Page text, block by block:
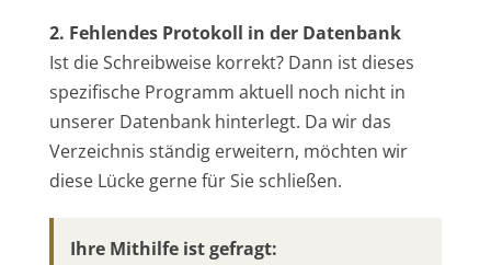
2. Fehlendes Protokoll in der Datenbank
Ist die Schreibweise korrekt? Dann ist dieses
spezifische Programm aktuell noch nicht in
unserer Datenbank hinterlegt. Da wir das
Verzeichnis ständig erweitern, möchten wir
diese Lücke gerne für Sie schließen.
Ihre Mithilfe ist gefragt: